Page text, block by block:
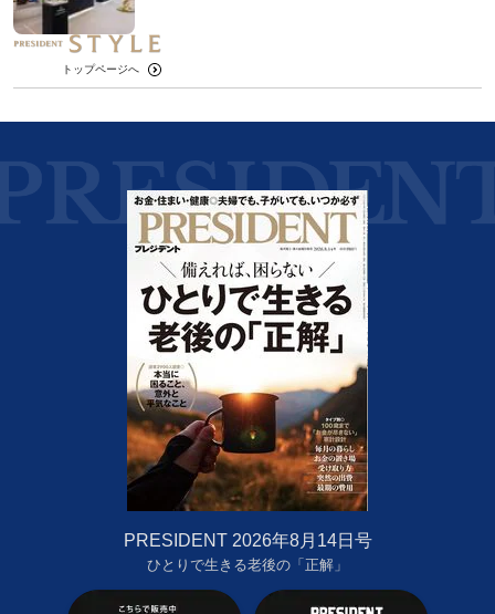
トップページへ
PRESIDENT 2026年8月14日号
ひとりで生きる老後の「正解」